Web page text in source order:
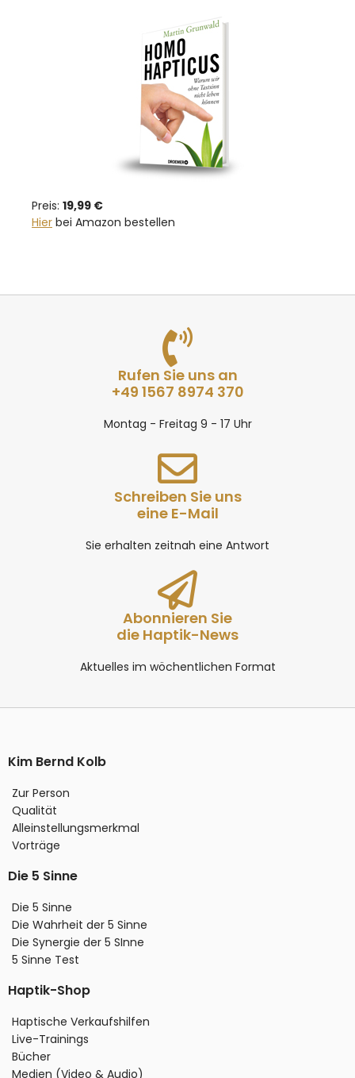
Preis: 19,99 €
Hier bei Amazon bestellen
Rufen Sie uns an
+49 1567 8974 370
Montag - Freitag 9 - 17 Uhr
Schreiben Sie uns
eine E-Mail
Sie erhalten zeitnah eine Antwort
Abonnieren Sie
die Haptik-News
Aktuelles im wöchentlichen Format
Kim Bernd Kolb
Zur Person
Qualität
Alleinstellungsmerkmal
Vorträge
Die 5 Sinne
Die 5 Sinne
Die Wahrheit der 5 Sinne
Die Synergie der 5 SInne
5 Sinne Test
Haptik-Shop
Haptische Verkaufshilfen
Live-Trainings
Bücher
Medien (Video & Audio)